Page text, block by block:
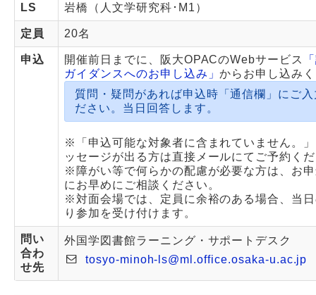
LS
岩橋（人文学研究科･M1）
定員 20名
申込 開催前日までに、阪大OPACのWebサービス
ガイダンスへのお申し込み」からお申し込み
質問・疑問があれば申込時「通信欄」にご
ださい。当日回答します。
※「申込可能な対象者に含まれていません。
ッセージが出る方は直接メールにてご予約く
※障がい等で何らかの配慮が必要な方は、お
にお早めにご相談ください。
※対面会場では、定員に余裕のある場合、当
り参加を受け付けます。
問い
合わ
せ先
外国学図書館ラーニング・サポートデスク
tosyo-minoh-ls@ml.office.osaka-u.ac.jp